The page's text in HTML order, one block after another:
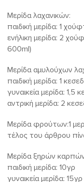
Μερίδα λαχανικών:
παιδική μερίδα: 1
ενήλικη μερίδα: 2
600ml)
Μερίδα αμυλούχων
παιδική μερίδα: 1
γυναικεία μερίδα:
αντρική μερίδα: 2
Μερίδα φρούτων:1
τέλος του άρθρου
Μερίδα ξηρών
παιδική μερίδα: 10γρ
γυναικεία μερίδα: